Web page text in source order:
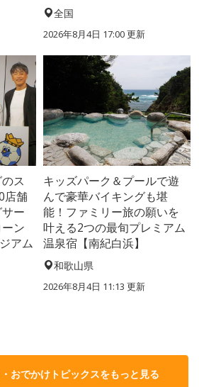
全国
2026年8月4日 17:00更新
ス
店舗
ー
ン
アム
キッズパーク＆プールで遊
んで豪華バイキングも堪
能！ファミリー旅の願いを
叶える2つの最旬プレミアム
温泉宿【南紀白浜】
和歌山県
2026年8月4日 11:13 更新
おでかけトピックスをもっと見る